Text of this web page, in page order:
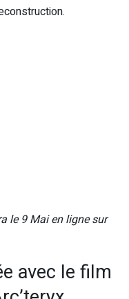
le 9 Mai en ligne sur
avec le film